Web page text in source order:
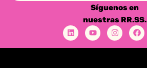
Síguenos en
nuestras RR.SS.